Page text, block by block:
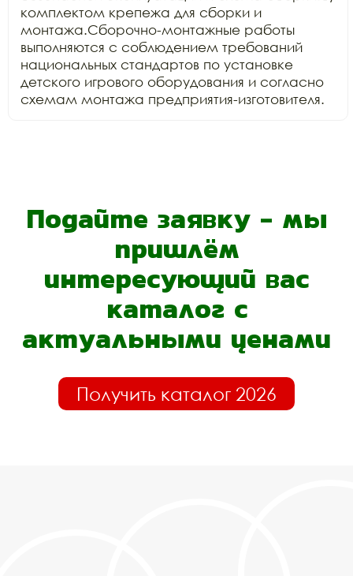
комплектом крепежа для сборки и
монтажа.Сборочно-монтажные работы
выполняются с соблюдением требований
национальных стандартов по установке
детского игрового оборудования и согласно
схемам монтажа предприятия-изготовителя.
Подайте заявку - мы
пришлём
интересующий вас
каталог с
актуальными ценами
Получить каталог 2026